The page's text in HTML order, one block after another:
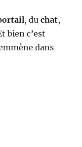
, duchat,
bien c’est
dans